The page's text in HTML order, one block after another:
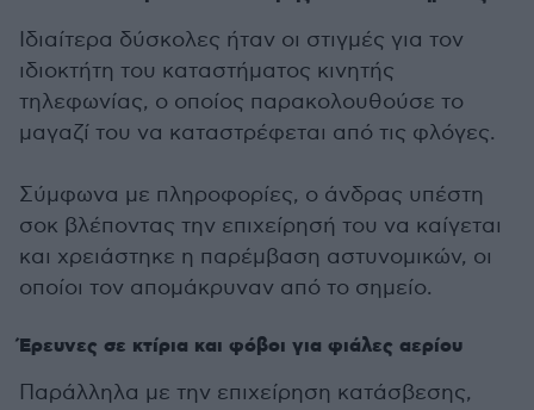
Ιδιαίτερα δύσκολες ήταν οι στιγμές για τον
ιδιοκτήτη του καταστήματος κινητής
τηλεφωνίας, ο οποίος παρακολουθούσε το
μαγαζί του να καταστρέφεται από τις φλόγες.
Σύμφωνα με πληροφορίες, ο άνδρας υπέστη
σοκ βλέποντας την επιχείρησή του να καίγεται
και χρειάστηκε η παρέμβαση αστυνομικών, οι
οποίοι τον απομάκρυναν από το σημείο.
Έρευνες σε κτίρια και φόβοι για φιάλες αερίου
Παράλληλα με την επιχείρηση κατάσβεσης,